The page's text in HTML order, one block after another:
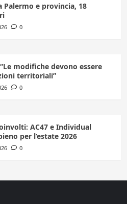
e provincia, 18
0
modifiche devono essere
territoriali”
0
AC47 e Individual
per l’estate 2026
0